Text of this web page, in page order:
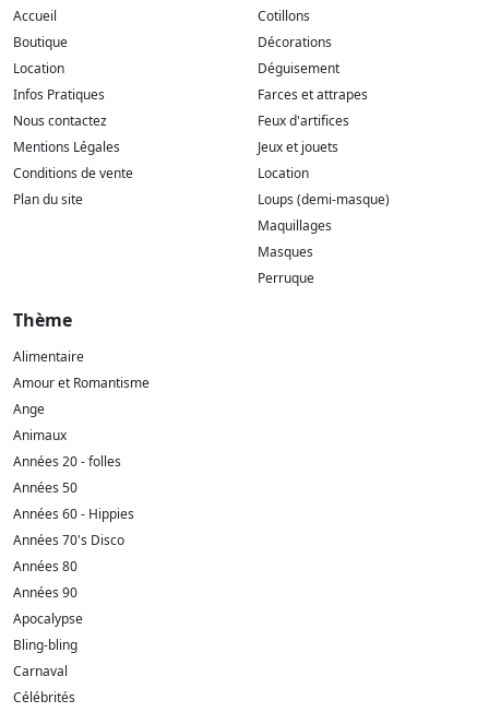
Accueil
Boutique
Location
Infos Pratiques
Nous contactez
Mentions Légales
Conditions de vente
Plan du site
Cotillons
Décorations
Déguisement
Farces et attrapes
Feux d'artifices
Jeux et jouets
Location
Loups (demi-masque)
Maquillages
Masques
Perruque
Thème
Alimentaire
Amour et Romantisme
Ange
Animaux
Années 20 - folles
Années 50
Années 60 - Hippies
Années 70's Disco
Années 80
Années 90
Apocalypse
Bling-bling
Carnaval
Célébrités